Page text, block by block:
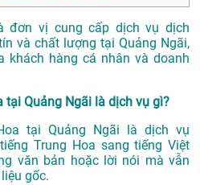
đơn vị cung cấp dịch vụ dịch
và chất lượng tại Quảng Ngãi,
khách hàng cá nhân và doanh
tại Quảng Ngãi là dịch vụ gì?
tại Quảng Ngãi là dịch vụ
Trung Hoa sang tiếng Việt
văn bản hoặc lời nói mà vẫn
gốc.